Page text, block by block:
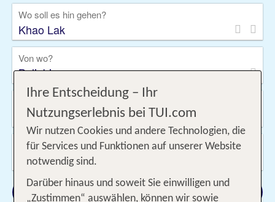
Kreuzfahrten
Rundreisen
Privattransfer
Zusatzleistungen
Wo soll es hin gehen?
Von wo?
Beliebig
07.09.2026 - 07.10.2026, 1 Woche
Wer reist mit?
2 Erwachsene
Suchen
Ihre Entscheidung – Ihr
Nutzungserlebnis bei TUI.com
Wir nutzen Cookies und andere Technologien, die
für Services und Funktionen auf unserer Website
notwendig sind.
Darüber hinaus und soweit Sie einwilligen und
„Zustimmen“ auswählen, können wir sowie